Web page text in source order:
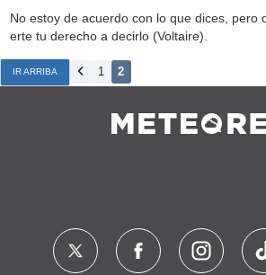
No estoy de acuerdo con lo que dices, pero
erte tu derecho a decirlo (Voltaire).
IR ARRIBA 1 2